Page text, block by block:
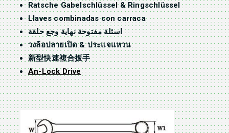
Ratsche Gabelschlüssel & Ringschlüssel
Llaves combinadas con carraca
اسئلة مفتوحة نهاية وجع حلقة
วงล้อปลายเปิด & ประแจแหวน
新型快速複合扳手
An-Lock Drive